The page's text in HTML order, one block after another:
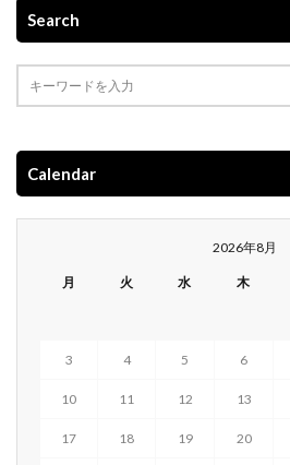
Search
Calendar
2026年8月
月 火 水 木
3 4 5 6
10 11 12 13
17 18 19 20